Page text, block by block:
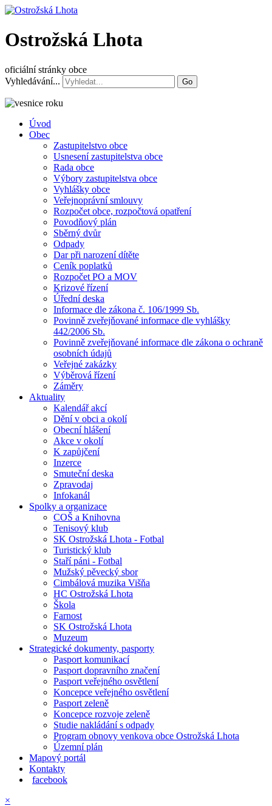
Ostrožská Lhota
oficiální stránky obce
Vyhledávání...
Go
Úvod
Obec
Zastupitelstvo obce
Usnesení zastupitelstva obce
Rada obce
Výbory zastupitelstva obce
Vyhlášky obce
Veřejnoprávní smlouvy
Rozpočet obce, rozpočtová opatření
Povodňový plán
Sběrný dvůr
Odpady
Dar při narození dítěte
Ceník poplatků
Rozpočet PO a MOV
Krizové řízení
Úřední deska
Informace dle zákona č. 106/1999 Sb.
Povinně zveřejňované informace dle vyhlášky
442/2006 Sb.
Povinně zveřejňované informace dle zákona o ochraně
osobních údajů
Veřejné zakázky
Výběrová řízení
Záměry
Aktuality
Kalendář akcí
Dění v obci a okolí
Obecní hlášení
Akce v okolí
K zapůjčení
Inzerce
Smuteční deska
Zpravodaj
Infokanál
Spolky a organizace
COŠ a Knihovna
Tenisový klub
SK Ostrožská Lhota - Fotbal
Turistický klub
Staří páni - Fotbal
Mužský pěvecký sbor
Cimbálová muzika Višňa
HC Ostrožská Lhota
Škola
Farnost
SK Ostrožská Lhota
Muzeum
Strategické dokumenty, pasporty
Pasport komunikací
Pasport dopravního značení
Pasport veřejného osvětlení
Koncepce veřejného osvětlení
Pasport zeleně
Koncepce rozvoje zeleně
Studie nakládání s odpady
Program obnovy venkova obce Ostrožská Lhota
Územní plán
Mapový portál
Kontakty
facebook
×